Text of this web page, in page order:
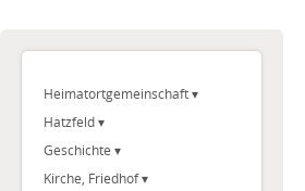
Heimatortgemeinschaft
Hatzfeld
Geschichte
Kirche, Friedhof